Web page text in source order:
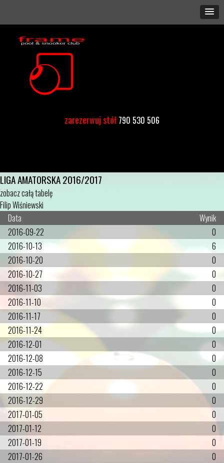
zarezerwuj stół 790 530 506
LIGA AMATORSKA 2016/2017
zobacz całą tabelę
Filip Wiśniewski
Data
Wynik
2016-09-22
0
2016-10-13
6
2016-10-20
0
2016-10-27
0
2016-11-03
0
2016-11-10
0
2016-11-17
0
2016-11-24
0
2016-12-01
0
2016-12-08
0
2016-12-15
0
2016-12-22
0
2016-12-29
0
2017-01-05
0
2017-01-12
0
2017-01-19
0
2017-01-26
0